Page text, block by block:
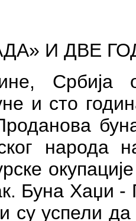
И ДВЕ
Србија
и сто
народа
Буна Хаџи -
су успели